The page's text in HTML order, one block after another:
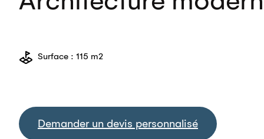
Surface : 115 m2
Demander un devis personnalisé